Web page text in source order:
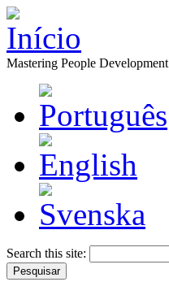
Mastering People Development
Search this site: